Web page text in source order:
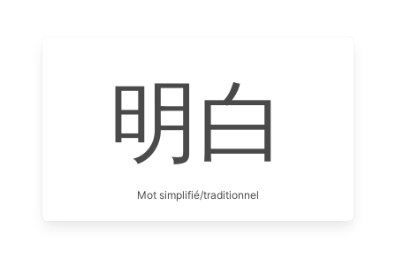
明白
Mot simplifié/traditionnel